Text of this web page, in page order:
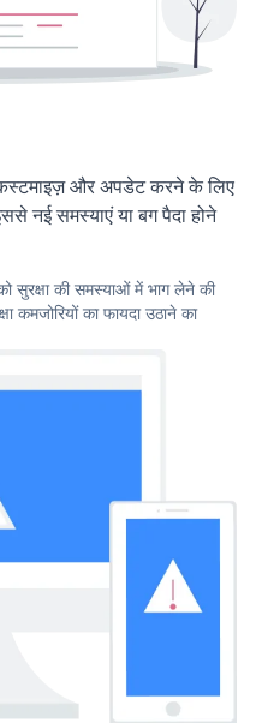
और अपडेट करने के लिए
नई समस्याएं या बग पैदा होने
की समस्याओं में भाग लेने की
कमजोरियों का फायदा उठाने का